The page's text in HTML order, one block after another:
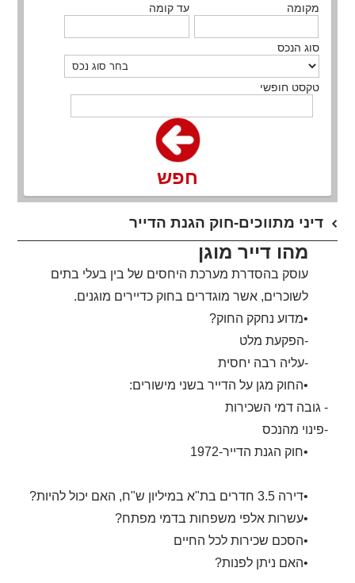
מקומה עד קומה
סוג הנכס
טקסט חופשי
חפש
דיני מתווכים-חוק הגנת הדייר
מהו דייר מוגן
עוסק בהסדרת מערכת היחסים של בין בעלי בתים
לשוכרים, אשר מוגדרים בחוק כדיירים מוגנים.
•מדוע נחקק החוק?
-הפקעת מלט
-עליה רבה יחסית
•החוק מגן על הדייר בשני מישורים:
- גובה דמי השכירות
-פינוי מהנכס
•חוק הגנת הדייר-1972
•דירה 3.5 חדרים בת"א במיליון ש"ח, האם יכול להיות?
•עשרות אלפי משפחות בדמי מפתח?
•הסכם שכירות לכל החיים
•האם ניתן לפנות?